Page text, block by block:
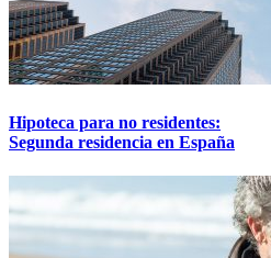
Hipoteca para no residentes:
Segunda residencia en España